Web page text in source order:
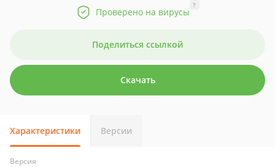
Проверено на вирусы
?
Поделиться ссылкой
Скачать
Характеристики Версии
Версия